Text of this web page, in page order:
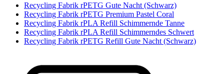
Recycling Fabrik rPETG Gute Nacht (Schwarz)
Recycling Fabrik rPETG Premium Pastel Coral
Recycling Fabrik rPLA Refill Schimmernde Tanne
Recycling Fabrik rPLA Refill Schimmerndes Schwert
Recycling Fabrik rPETG Refill Gute Nacht (Schwarz)